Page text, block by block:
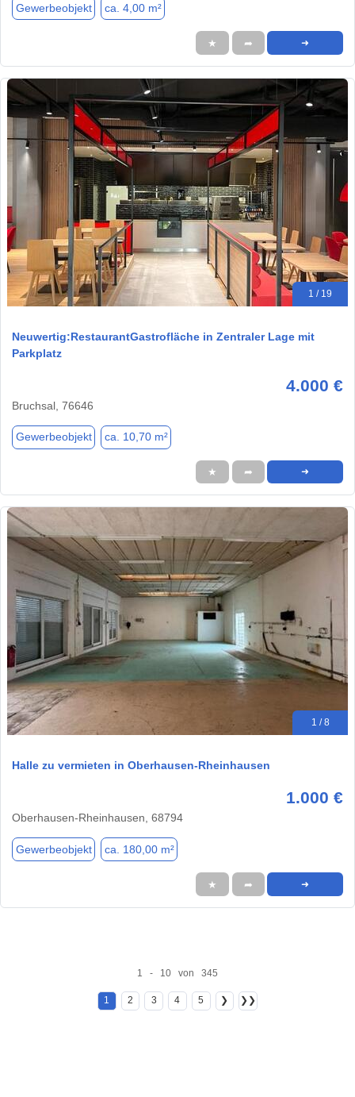
Gewerbeobjekt ca. 4,00 m²
★ ➦ ➜
1 / 19
Neuwertig:RestaurantGastrofläche in Zentraler Lage mit
Parkplatz
4.000 €
Bruchsal, 76646
Gewerbeobjekt ca. 10,70 m²
★ ➦ ➜
1 / 8
Halle zu vermieten in Oberhausen-Rheinhausen
1.000 €
Oberhausen-Rheinhausen, 68794
Gewerbeobjekt ca. 180,00 m²
★ ➦ ➜
1 - 10 von 345
1 2 3 4 5 ❯ ❯❯